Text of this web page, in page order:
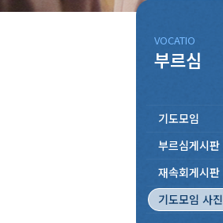
VOCATIO
부르심
기도모임
부르심게시판
재속회게시판
기도모임 사진